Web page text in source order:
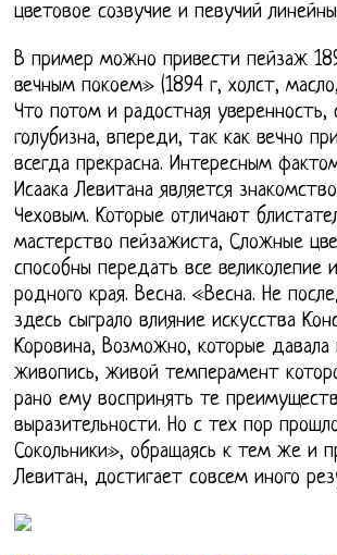
цветовое созвучие и певучий
В пример можно привести пейзаж
вечным покоем» (1894 г, холст,
Что потом и радостная уверенность,
голубизна, впереди, так как вечно
всегда прекрасна. Интересным
Исаака Левитана является
Чеховым. Которые отличают
мастерство пейзажиста, Сложные
способны передать все великолепие
родного края. Весна. «Весна. Не
здесь сыграло влияние искусства
Коровина, Возможно, которые давала
живопись, живой темперамент
рано ему воспринять те
выразительности. Но с тех пор
Сокольники», обращаясь к тем же и
Левитан, достигает совсем иного